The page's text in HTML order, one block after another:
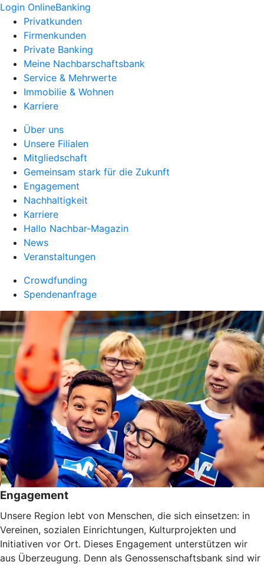
Login OnlineBanking
Privatkunden
Firmenkunden
Private Banking
Meine Nachbarschaftsbank
Service & Mehrwerte
Immobilie & Wohnen
Karriere
Über uns
Unsere Filialen
Mitgliedschaft
Gemeinsam stark für die Zukunft
Engagement
Nachhaltigkeit
Karriere
Hallo Nachbar-Magazin
News
Veranstaltungen
Crowdfunding
Spendenanfrage
Engagement
Unsere Region lebt von Menschen, die sich einsetzen: in
Vereinen, sozialen Einrichtungen, Kulturprojekten und
Initiativen vor Ort. Dieses Engagement unterstützen wir
aus Überzeugung. Denn als Genossenschaftsbank sind wir